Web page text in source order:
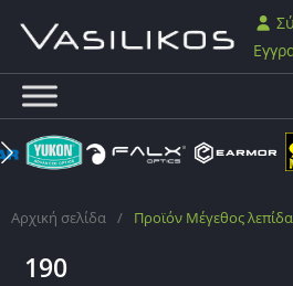
Αρχική σελίδα / Προϊόν Μέγεθος
190